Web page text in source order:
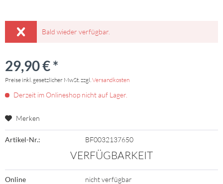
Bald wieder verfügbar.
29,90 € *
Preise inkl. gesetzlicher MwSt. zzgl.Versandkosten
Derzeit im Onlineshop nicht auf Lager.
Merken
Artikel-Nr.: BF0032137650
VERFÜGBARKEIT
Online
nicht verfügbar